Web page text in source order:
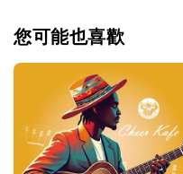
您可能也喜歡